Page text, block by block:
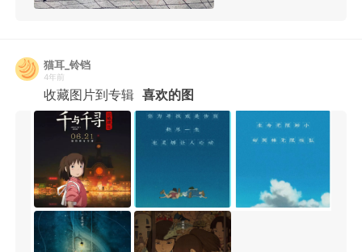
猫耳_铃铛
4年前
收藏图片到专辑 喜欢的图